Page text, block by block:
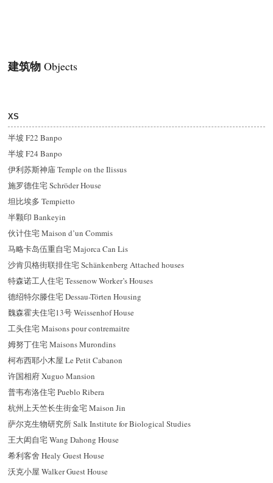
建筑物Objects
XS
半坡 F22 Banpo
半坡 F24 Banpo
伊利苏斯神庙 Temple on the Ilissus
施罗德住宅 Schröder House
坦比埃多 Tempietto
半颗印 Bankeyin
伙计住宅 Maison d’un Commis
马略卡岛伍重自宅 Majorca Can Lis
沙肯贝格街联排住宅 Schänkenberg Attached houses
特森诺工人住宅 Tessenow Worker’s Houses
德绍特尔滕住宅 Dessau-Törten Housing
魏森霍夫住宅13号 Weissenhof House
工头住宅 Maisons pour contremaitre
姆努丁住宅 Maisons Murondins
柯布西耶小木屋 Le Petit Cabanon
许国相府 Xuguo Mansion
普韦布洛住宅 Pueblo Ribera
杭州上天竺长生街金宅 Maison Jin
萨尔克生物研究所 Salk Institute for Biological Studies
王大闳自宅 Wang Dahong House
希利客舍 Healy Guest House
沃克小屋 Walker Guest House